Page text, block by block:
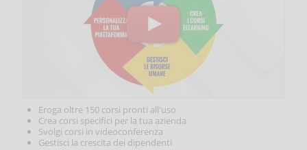
Eroga oltre 150 corsi pronti all'uso
Crea corsi specifici per la tua azienda
Svolgi corsi in videoconferenza
Gestisci la crescita dei dipendenti